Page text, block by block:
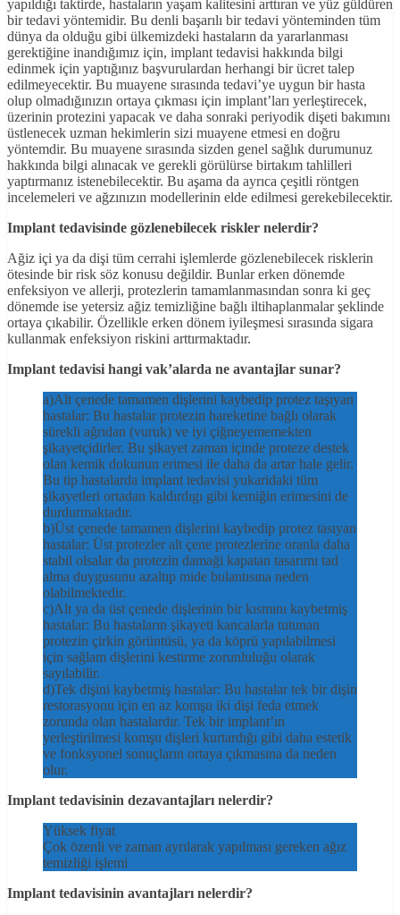
yapıldığı taktirde, hastaların yaşam kalitesini arttıran ve yüz güldüren
bir tedavi yöntemidir. Bu denli başarılı bir tedavi yönteminden tüm
dünya da olduğu gibi ülkemizdeki hastaların da yararlanması
gerektiğine inandığımız için, implant tedavisi hakkında bilgi
edinmek için yaptığınız başvurulardan herhangi bir ücret talep
edilmeyecektir. Bu muayene sırasında tedavi’ye uygun bir hasta
olup olmadığınızın ortaya çıkması için implant’ları yerleştirecek,
üzerinin protezini yapacak ve daha sonraki periyodik dişeti bakımını
üstlenecek uzman hekimlerin sizi muayene etmesi en doğru
yöntemdir. Bu muayene sırasında sizden genel sağlık durumunuz
hakkında bilgi alınacak ve gerekli görülürse birtakım tahlilleri
yaptırmanız istenebilecektir. Bu aşama da ayrıca çeşitli röntgen
incelemeleri ve ağzınızın modellerinin elde edilmesi gerekebilecektir.
Implant tedavisinde gözlenebilecek riskler nelerdir?
Ağiz içi ya da dişi tüm cerrahi işlemlerde gözlenebilecek risklerin
ötesinde bir risk söz konusu değildir. Bunlar erken dönemde
enfeksiyon ve allerji, protezlerin tamamlanmasından sonra ki geç
dönemde ise yetersiz ağiz temizliğine bağlı iltihaplanmalar şeklinde
ortaya çıkabilir. Özellikle erken dönem iyileşmesi sırasında sigara
kullanmak enfeksiyon riskini arttırmaktadır.
Implant tedavisi hangi vak’alarda ne avantajlar sunar?
a)Alt çenede tamamen dişlerini kaybedip protez taşıyan
hastalar: Bu hastalar protezin hareketine bağlı olarak
sürekli ağrıdan (vuruk) ve iyi çiğneyememekten
şikayetçidirler. Bu şikayet zaman içinde proteze destek
olan kemik dokunun erimesi ile daha da artar hale gelir.
Bu tip hastalarda implant tedavisi yukaridaki tüm
şikayetleri ortadan kaldırdıgı gibi kemiğin erimesini de
durdurmaktadır.
b)Üst çenede tamamen dişlerini kaybedip protez tasıyan
hastalar: Üst protezler alt çene protezlerine oranla daha
stabil olsalar da protezin damaği kapatan tasarımı tad
alma duygusunu azaltıp mide bulantısına neden
olabilmektedir.
c)Alt ya da üst çenede dişlerinin bir kısmını kaybetmiş
hastalar: Bu hastaların şikayeti kancalarla tutunan
protezin çirkin görüntüsü, ya da köprü yapılabilmesi
için sağlam dişlerini kestirme zorunluluğu olarak
sayılabilir.
d)Tek dişini kaybetmiş hastalar: Bu hastalar tek bir dişin
restorasyonu için en az komşu iki dişi feda etmek
zorunda olan hastalardır. Tek bir implant’ın
yerleştirilmesi komşu dişleri kurtardığı gibi daha estetik
ve fonksyonel sonuçların ortaya çıkmasına da neden
olur.
Implant tedavisinin dezavantajları nelerdir?
Yüksek fiyat
Çok özenli ve zaman ayrılarak yapılması gereken ağız
temizliği işlemi
Implant tedavisinin avantajları nelerdir?